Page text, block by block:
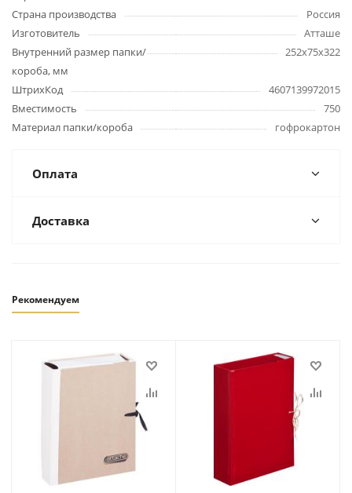
Страна производства
Россия
Изготовитель
Атташе
Внутренний размер папки/
короба, мм
252х75х322
ШтрихКод
4607139972015
Вместимость
750
Материал папки/короба
гофрокартон
Оплата
Доставка
Рекомендуем